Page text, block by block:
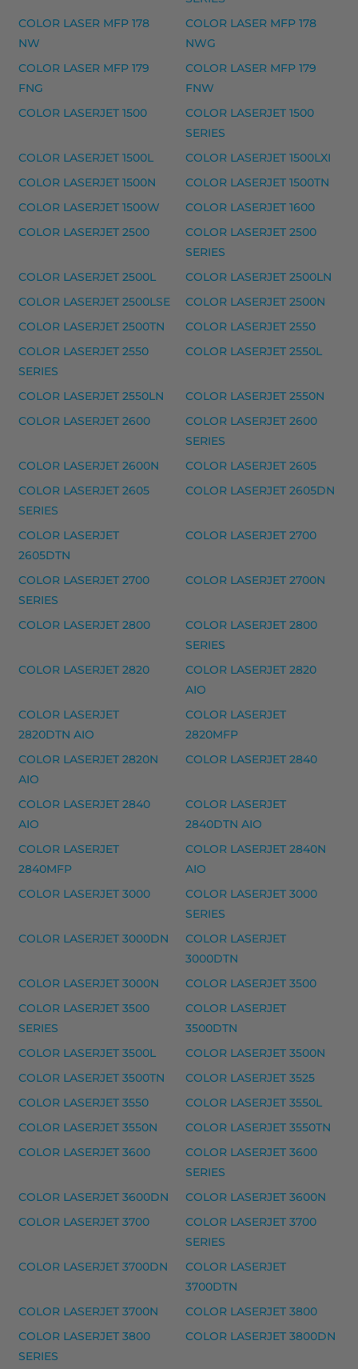
Yhteensopivat tulostimet
COLOR LASERJET CM 1300 SERIES, COLOR
HP 126A laserkasetti musteet
HP 126A laserkasetti, keltainen – tarvike, premium
HP 126A laserkasetti, magenta – tarvike, premium
HP 126A laserkasetti, musta – tarvike, premium
COLOR LASERJET CP1020, COLOR LASERJET
HP 126A rumpuyksikkö – tarvike, premium
HP 126A rumpuyksikkö – tarvike, premium
Yhteensopivat tulostimet
HP 130A laserkasetti musteet
HP 130A laserkasetti, keltainen – tarvike, premium
HP 130A laserkasetti, syaani – tarvike, premium
Yhteensopivat tulostimet
COLOR LASERJET PRO MFP M 170 SERIES, COLOR
HP 128A laserkasetti musteet
HP 128A laserkasetti, keltainen – tarvike, premium
HP 128A laserkasetti, magenta – tarvike, premium
HP 128A laserkasetti, musta – tarvike, premium
Yhteensopivat tulostimet
COLOR LASERJET PRO CM 1400 SERIES, COLOR
HP 12A (Q2612A) laserkasetti, musta – tarvike
HP 12X (Q2612X) laserkasetti, musta – tarvike,
Yhteensopivat tulostimet
I-SENSYS LBP2900, I-SENSYS LBP2900 B, I-SENSYS
HP musteet
HP 131A laserkasetti, keltainen – tarvike, premium
HP 131A laserkasetti, magenta – tarvike, premium
HP 131A laserkasetti, musta – tarvike, premium
HP 131X laserkasetti, musta – tarvike, premium
Yhteensopivat tulostimet
LASERJET PRO 200 COLOR M251 SERIES,
HP 13X laserkasetti, musta – tarvike, premium
LASERJET 1300, LASERJET 1300 SERIES, LASERJET
HP musteet
HP 14A laserkasetti, musta – tarvike, premium
HP 14X laserkasetti, musta – tarvike, premium
COLOR LASER MFP 178
NW
COLOR LASER MFP 178
NWG
COLOR LASER MFP 179
FNG
COLOR LASER MFP 179
FNW
COLOR LASERJET 1500
COLOR LASERJET 1500
SERIES
COLOR LASERJET 1500L
COLOR LASERJET 1500LXI
COLOR LASERJET 1500N
COLOR LASERJET 1500TN
COLOR LASERJET 1500W
COLOR LASERJET 1600
COLOR LASERJET 2500
COLOR LASERJET 2500
SERIES
COLOR LASERJET 2500L
COLOR LASERJET 2500LN
COLOR LASERJET 2500LSE
COLOR LASERJET 2500N
COLOR LASERJET 2500TN
COLOR LASERJET 2550
COLOR LASERJET 2550
SERIES
COLOR LASERJET 2550L
COLOR LASERJET 2550LN
COLOR LASERJET 2550N
COLOR LASERJET 2600
COLOR LASERJET 2600
SERIES
COLOR LASERJET 2600N
COLOR LASERJET 2605
COLOR LASERJET 2605
SERIES
COLOR LASERJET 2605DN
COLOR LASERJET
2605DTN
COLOR LASERJET 2700
COLOR LASERJET 2700
SERIES
COLOR LASERJET 2700N
COLOR LASERJET 2800
COLOR LASERJET 2800
SERIES
COLOR LASERJET 2820
COLOR LASERJET 2820
AIO
COLOR LASERJET
2820DTN AIO
COLOR LASERJET
2820MFP
COLOR LASERJET 2820N
AIO
COLOR LASERJET 2840
COLOR LASERJET 2840
AIO
COLOR LASERJET
2840DTN AIO
COLOR LASERJET
2840MFP
COLOR LASERJET 2840N
AIO
COLOR LASERJET 3000
COLOR LASERJET 3000
SERIES
COLOR LASERJET 3000DN
COLOR LASERJET
3000DTN
COLOR LASERJET 3000N
COLOR LASERJET 3500
COLOR LASERJET 3500
SERIES
COLOR LASERJET
3500DTN
COLOR LASERJET 3500L
COLOR LASERJET 3500N
COLOR LASERJET 3500TN
COLOR LASERJET 3525
COLOR LASERJET 3550
COLOR LASERJET 3550L
COLOR LASERJET 3550N
COLOR LASERJET 3550TN
COLOR LASERJET 3600
COLOR LASERJET 3600
SERIES
COLOR LASERJET 3600DN
COLOR LASERJET 3600N
COLOR LASERJET 3700
COLOR LASERJET 3700
SERIES
COLOR LASERJET 3700DN
COLOR LASERJET
3700DTN
COLOR LASERJET 3700N
COLOR LASERJET 3800
COLOR LASERJET 3800
SERIES
COLOR LASERJET 3800DN